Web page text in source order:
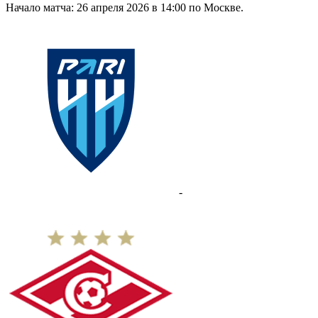
Начало матча: 26 апреля 2026 в 14:00 по Москве.
-